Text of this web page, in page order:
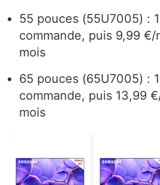
55 pouces (55U7005) :
commande, puis 9,99
mois
65 pouces (65U7005) :
commande, puis 13,99
mois